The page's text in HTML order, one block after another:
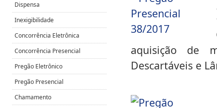
aquisição de
Descartáveis e
Dispensa
Inexigibilidade
Concorrência Eletrônica
Concorrência Presencial
Pregão Eletrônico
Pregão Presencial
Chamamento